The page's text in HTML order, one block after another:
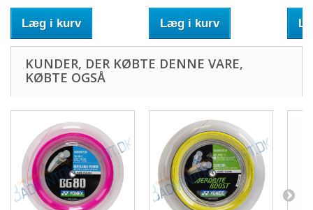
Læg i kurv Læg i kurv
KUNDER, DER KØBTE DENNE VARE,
KØBTE OGSÅ